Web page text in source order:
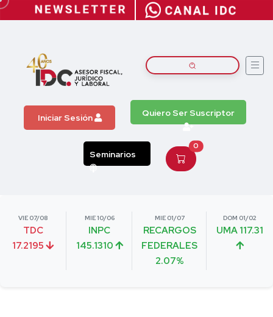
Iniciar Sesión Quiero Ser Suscriptor
Seminarios
0
VIE 07/08
TDC
17.2195
MIE 10/06
INPC
145.1310
MIE 01/07
RECARGOS
FEDERALES
2.07%
DOM 01/02
UMA 117.31